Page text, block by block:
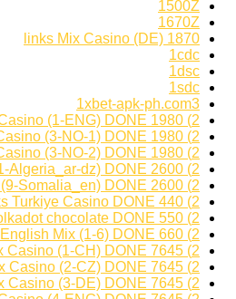
1500Z
1670Z
1870 links Mix Casino (DE)
1cdc
1dsc
1sdc
1xbet-apk-ph.com3
2) 1980 links Mix Casino (1-ENG) DONE
2) 1980 links Mix Casino (3-NO-1) DONE
2) 1980 links Mix Casino (3-NO-2) DONE
2) 2600 links Mix Casino (1-Algeria_ar-dz) DONE
2) 2600 links Mix Casino (9-Somalia_en) DONE
2) 440 links Turkiye Casino DONE
2) 550 links English Polkadot chocolate DONE
2) 660 links English Mix (1-6) DONE
2) 7645 links Mix Casino (1-CH) DONE
2) 7645 links Mix Casino (2-CZ) DONE
2) 7645 links Mix Casino (3-DE) DONE